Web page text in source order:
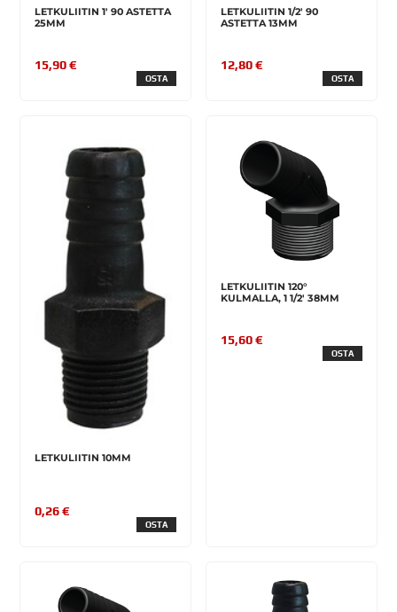
LETKULIITIN 1' 90 ASTETTA
25MM
15,90 €
OSTA
LETKULIITIN 1/2' 90
ASTETTA 13MM
12,80 €
OSTA
LETKULIITIN 10MM
0,26 €
OSTA
LETKULIITIN 120°
KULMALLA, 1 1/2' 38MM
15,60 €
OSTA